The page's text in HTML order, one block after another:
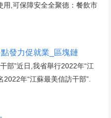
用,可保障安全全聚德：餐飲市
點發力促就業_區塊鏈
部”近日,我省舉行2022年“江
年“江蘇最美信訪干部”.